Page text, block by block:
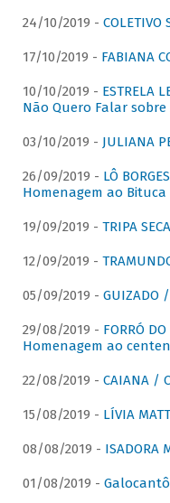
24/10/2019 - COLETIVO
17/10/2019 - FABIANA
10/10/2019 - ESTRELA
Não Quero Falar sobre
03/10/2019 - JULIANA
26/09/2019 - LÔ
Homenagem ao Bituca
19/09/2019 - TRIPA
12/09/2019 -
05/09/2019 - GUIZADO
29/08/2019 - FORRÓ
Homenagem ao
22/08/2019 - CAIANA /
15/08/2019 - LÍVIA
08/08/2019 - ISADORA
01/08/2019 -